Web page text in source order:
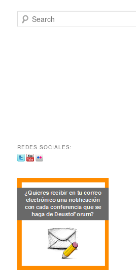
Search
REDES SOCIALES: